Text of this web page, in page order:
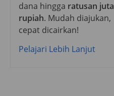
dana hingga ratusan juta
rupiah. Mudah diajukan,
cepat dicairkan!
Pelajari Lebih Lanjut